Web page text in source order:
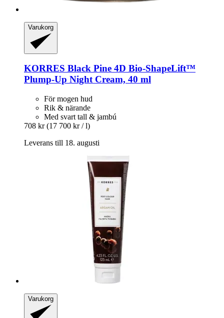
Varukorg
KORRES Black Pine 4D Bio-​ShapeLift™
Plump-​Up Night Cream, 40 ml
För mogen hud
Rik & närande
Med svart tall & jambú
708 kr (17 700 kr / l)
Leverans till 18. augusti
Varukorg